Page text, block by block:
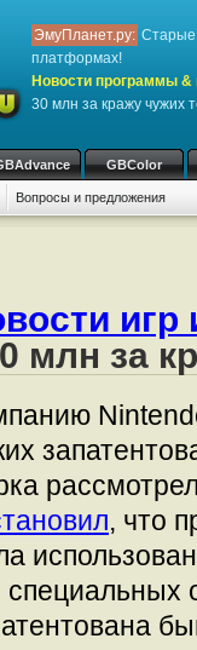
ЭмуПланет.ру: Старые
платформах!
Новости программы &
30 млн за кражу чужих
GBColor
Вопросы и предложения
игр
млн за
, что
специальных